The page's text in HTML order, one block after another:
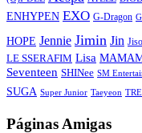
ENHYPEN EXO G-Dragon
HOPE Jennie Jimin Jin
LE SSERAFIM Lisa
Seventeen SHINee SM
SUGA Super Junior Taeyeon
Páginas Amigas